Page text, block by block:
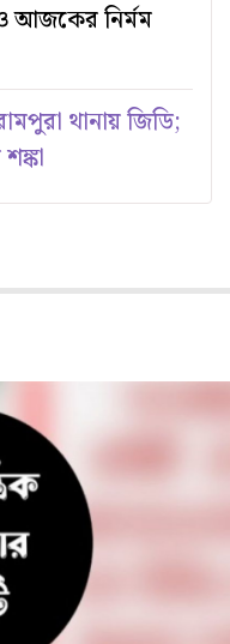
আজকের নির্মম
থানায় জিডি;